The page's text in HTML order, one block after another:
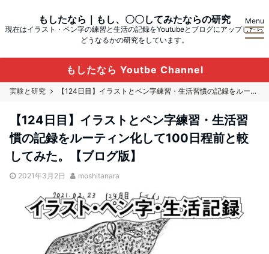
もしたなら｜もし、〇〇してみたならの研究
現在はイラスト・ペン字の練習と生活の記録をYoutubeとブログにアップしたら
どうなるかの研究をしています。
Menu
もしたなら Youtbe Channel
実験と研究 【124日目】イラストとペン字練習・生活習慣の記録をルーティン化して100日程前と較してみた。【ブログ版】
【124日目】イラストとペン字練習・生活習
慣の記録をルーティン化して100日程前と較
してみた。【ブログ版】
2021年3月2日 moshitanara